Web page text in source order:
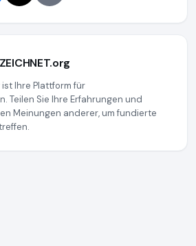
ist Ihre Plattform für
Teilen Sie Ihre Erfahrungen und
Meinungen anderer, um fundierte